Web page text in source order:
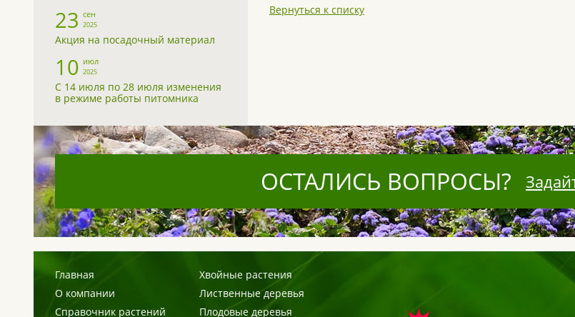
23 сен
2025
Акция на посадочный материал
10 июл
2025
С 14 июля по 28 июля изменения
в режиме работы питомника
Вернуться к списку
ОСТАЛИСЬ ВОПРОСЫ?
Главная
О компании
Справочник растений
Хвойные растения
Лиственные деревья
Плодовые деревья